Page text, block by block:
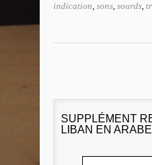
indication, sons, sourds,
SUPPLÉMENT
LIBAN EN ARABE